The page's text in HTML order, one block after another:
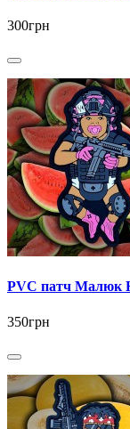
300грн
PVC патч Малюк
350грн